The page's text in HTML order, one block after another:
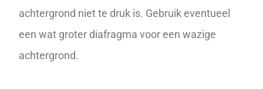
achtergrond niet te druk is. Gebruik eventueel
een wat groter diafragma voor een wazige
achtergrond.